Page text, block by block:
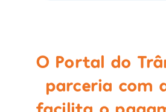
O Portal do
parceria com